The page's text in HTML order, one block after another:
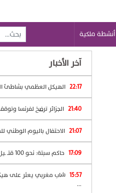
أنشطة ملكية
آخر الأخبار
22:17 الهيكل العظمي بشاطئ
21:40 الجزائر ترضخ لفرنسا
21:07 الاحتفال باليوم الوطني
17:09 حاكم سبتة: نحو 100 قتــ ـيل في موجة ...
15:57 شاب مغربي يعثر على
...